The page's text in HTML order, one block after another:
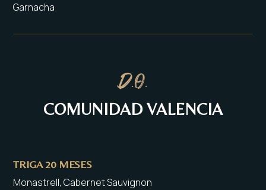
Garnacha
D.O.
COMUNIDAD VALENCIA
TRIGA 20 MESES
Monastrell, Cabernet Sauvignon